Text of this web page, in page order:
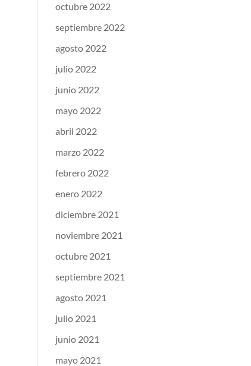
octubre 2022
septiembre 2022
agosto 2022
julio 2022
junio 2022
mayo 2022
abril 2022
marzo 2022
febrero 2022
enero 2022
diciembre 2021
noviembre 2021
octubre 2021
septiembre 2021
agosto 2021
julio 2021
junio 2021
mayo 2021